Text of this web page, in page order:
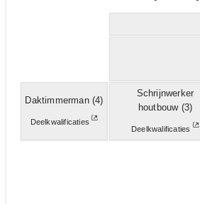
Daktimmerman(4)
Deelkwalificaties
Schrijnwerker
houtbouw(3)
Deelkwalificaties